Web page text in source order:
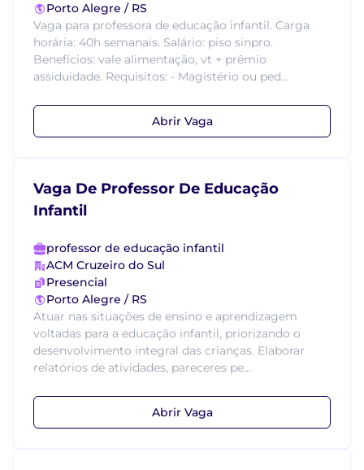
Porto Alegre / RS
Vaga para professora de educação infantil. Carga
horária: 40h semanais. Salário: piso sinpro.
Benefícios: vale alimentação, vt + prêmio
assiduidade. Requisitos: - Magistério ou ped...
Abrir Vaga
Vaga De Professor De Educação
Infantil
professor de educação infantil
ACM Cruzeiro do Sul
Presencial
Porto Alegre / RS
Atuar nas situações de ensino e aprendizagem
voltadas para a educação infantil, priorizando o
desenvolvimento integral das crianças. Elaborar
relatórios de atividades, pareceres pe...
Abrir Vaga